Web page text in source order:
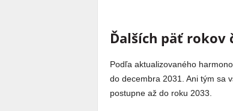
Ďalších päť rokov
Podľa aktualizovaného
do decembra 2031. Ani tým sa
postupne až do roku 2033.